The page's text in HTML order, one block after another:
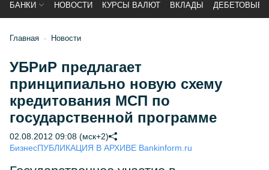
БАНКИ НОВОСТИ КУРСЫ ВАЛЮТ ВКЛАДЫ ДЕБЕТОВЫЕ
Главная Новости
УБРиР предлагает
принципиально новую схему
кредитования МСП по
государственной программе
02.08.2012 09:08 (мск+2)
БизнесПУБЛИКАЦИЯ В АРХИВЕ Bankinform.ru